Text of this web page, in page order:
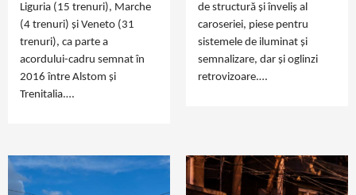
Liguria (15 trenuri), Marche
(4 trenuri) și Veneto (31
trenuri), ca parte a
acordului-cadru semnat în
2016 între Alstom și
Trenitalia.…
de structură și înveliș al
caroseriei, piese pentru
sistemele de iluminat și
semnalizare, dar și oglinzi
retrovizoare.…